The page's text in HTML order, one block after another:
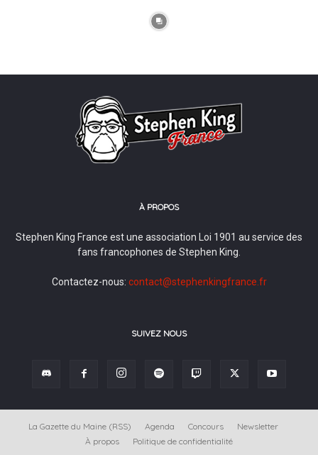
À PROPOS
Stephen King France est une association Loi 1901 au service des
fans francophones de Stephen King.
Contactez-nous: contact@stephenkingfrance.fr
SUIVEZ NOUS
La Gazette du Maine (RSS) Agenda Concours
Newsletter
À propos
Politique de confidentialité